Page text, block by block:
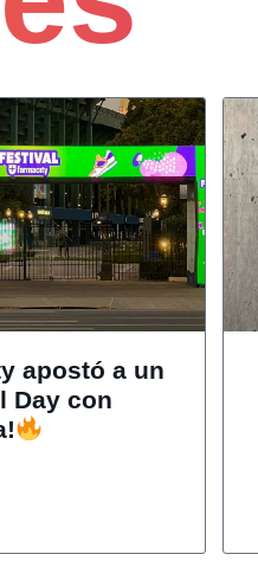
apostó a un
Day con